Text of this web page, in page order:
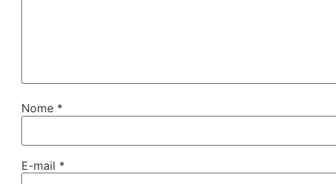
Nome *
E-mail *